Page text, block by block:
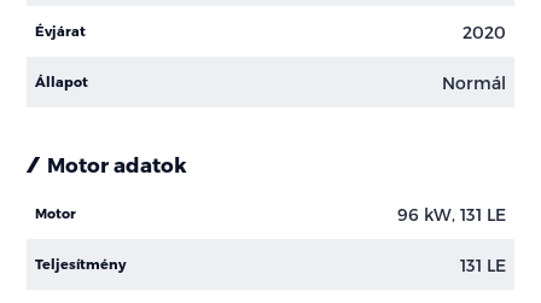
Évjárat 2020
Állapot Normál
Motor adatok
Motor 96 kW, 131 LE
Teljesítmény 131 LE